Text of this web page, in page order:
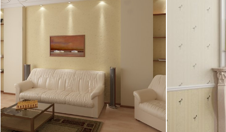
31.12.2004 29.12.2004